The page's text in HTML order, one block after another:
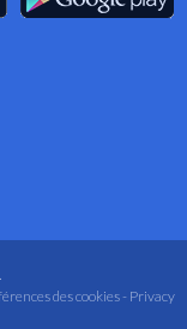
Privacy
des cookies -